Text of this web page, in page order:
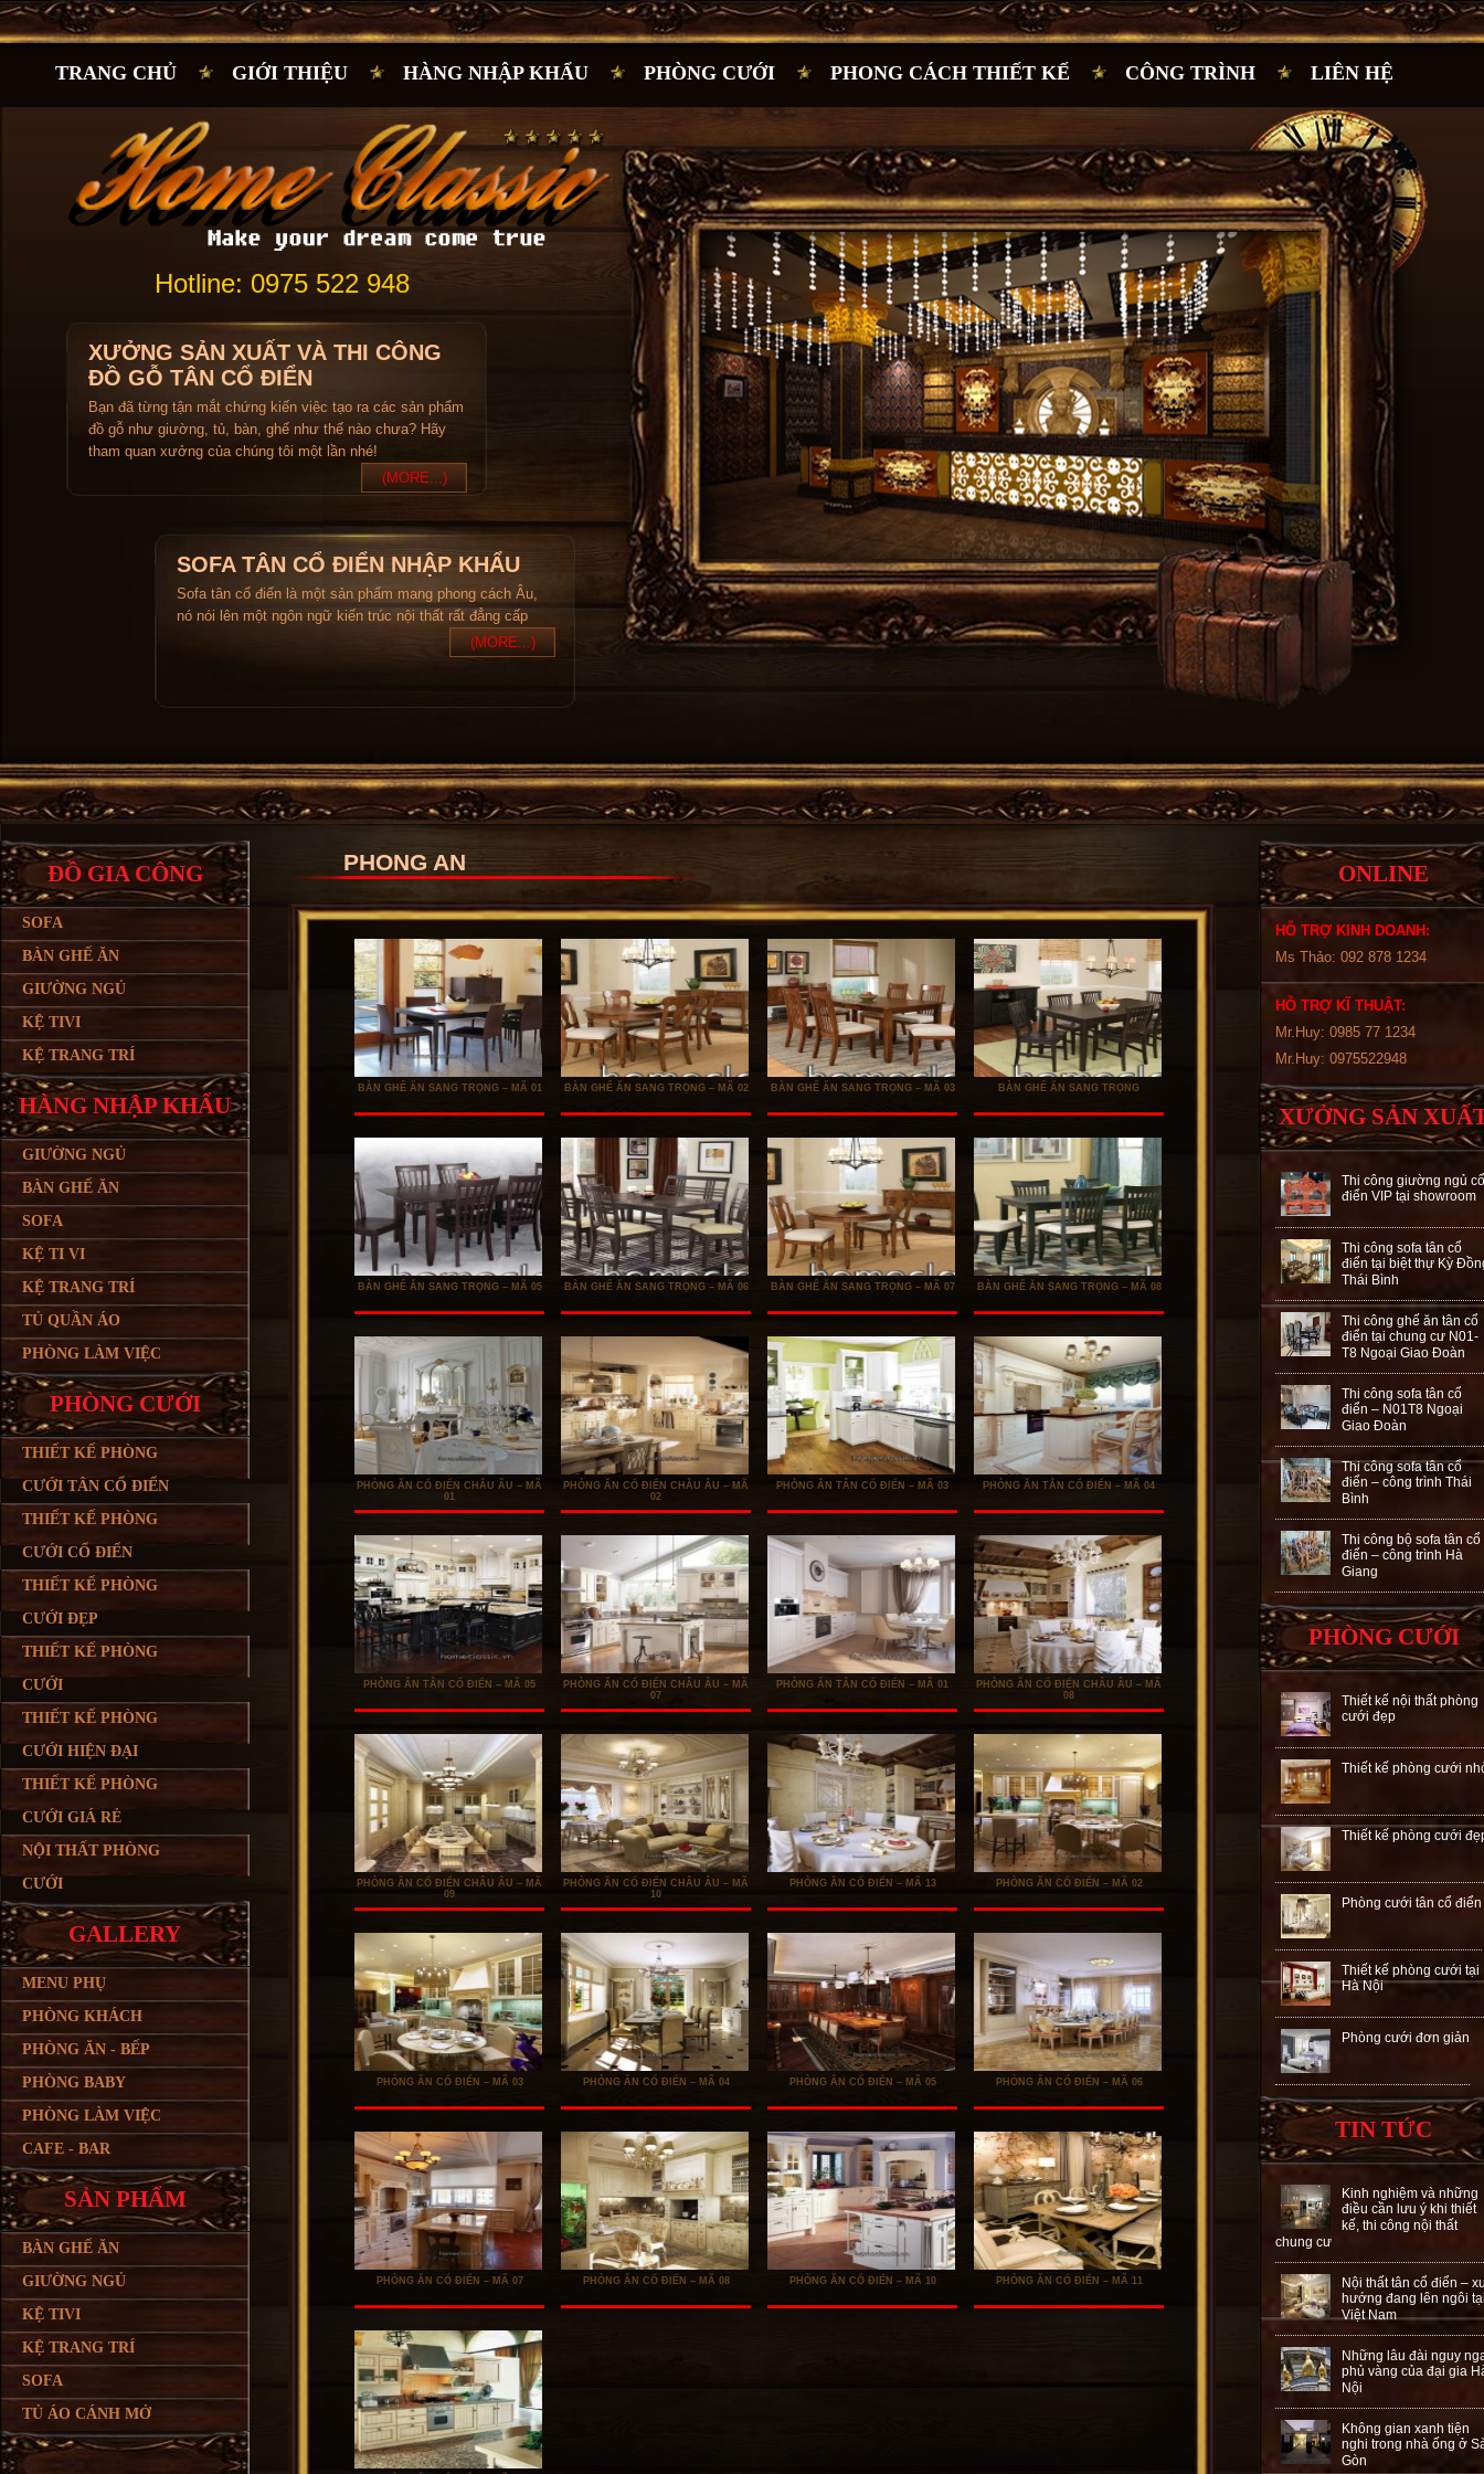
TRANG CHỦ GIỚI THIỆU HÀNG NHẬP KHẨU PHÒNG CƯỚI PHONG CÁCH THIẾT KẾ CÔNG TRÌNH LIÊN HỆ
Hotline: 0975 522 948
XƯỞNG SẢN XUẤT VÀ THI CÔNG
ĐỒ GỖ TÂN CỔ ĐIỂN
Bạn đã từng tận mắt chứng kiến việc tạo ra các sản phẩm
đồ gỗ như giường, tủ, bàn, ghế như thế nào chưa? Hãy
tham quan xưởng của chúng tôi một lần nhé!
(MORE...)
SOFA TÂN CỔ ĐIỂN NHẬP KHẨU
Sofa tân cổ điển là một sản phẩm mang phong cách Âu,
nó nói lên một ngôn ngữ kiến trúc nội thất rất đẳng cấp
(MORE...)
ĐỒ GIA CÔNG
SOFA
BÀN GHẾ ĂN
GIƯỜNG NGỦ
KỆ TIVI
KỆ TRANG TRÍ
HÀNG NHẬP KHẨU
GIƯỜNG NGỦ
BÀN GHẾ ĂN
SOFA
KỆ TI VI
KỆ TRANG TRÍ
TỦ QUẦN ÁO
PHÒNG LÀM VIỆC
PHÒNG CƯỚI
THIẾT KẾ PHÒNG
CƯỚI TÂN CỔ ĐIỂN
THIẾT KẾ PHÒNG
CƯỚI CỔ ĐIỂN
THIẾT KẾ PHÒNG
CƯỚI ĐẸP
THIẾT KẾ PHÒNG
CƯỚI
THIẾT KẾ PHÒNG
CƯỚI HIỆN ĐẠI
THIẾT KẾ PHÒNG
CƯỚI GIÁ RẺ
NỘI THẤT PHÒNG
CƯỚI
GALLERY
MENU PHỤ
PHÒNG KHÁCH
PHÒNG ĂN - BẾP
PHÒNG BABY
PHÒNG LÀM VIỆC
CAFE - BAR
SẢN PHẨM
BÀN GHẾ ĂN
GIƯỜNG NGỦ
KỆ TIVI
KỆ TRANG TRÍ
SOFA
TỦ ÁO CÁNH MỞ
PHONG AN
BÀN GHẾ ĂN SANG TRỌNG – MÃ 01 BÀN GHẾ ĂN SANG TRỌNG – MÃ 02 BÀN GHẾ ĂN SANG TRỌNG – MÃ 03 BÀN GHẾ ĂN SANG TRỌNG
BÀN GHẾ ĂN SANG TRỌNG – MÃ 05 BÀN GHẾ ĂN SANG TRỌNG – MÃ 06 BÀN GHẾ ĂN SANG TRỌNG – MÃ 07 BÀN GHẾ ĂN SANG TRỌNG – MÃ 08
PHÒNG ĂN CỔ ĐIỂN CHÂU ÂU – MÃ
01
PHÒNG ĂN CỔ ĐIỂN CHÂU ÂU – MÃ
02
PHÒNG ĂN TÂN CỔ ĐIỂN – MÃ 03 PHÒNG ĂN TÂN CỔ ĐIỂN – MÃ 04
PHÒNG ĂN TÂN CỔ ĐIỂN – MÃ 05
PHÒNG ĂN CỔ ĐIỂN CHÂU ÂU – MÃ
07
PHÒNG ĂN TÂN CỔ ĐIỂN – MÃ 01
PHÒNG ĂN CỔ ĐIỂN CHÂU ÂU – MÃ
08
PHÒNG ĂN CỔ ĐIỂN CHÂU ÂU – MÃ
09
PHÒNG ĂN CỔ ĐIỂN CHÂU ÂU – MÃ
10
PHÒNG ĂN CỔ ĐIỂN – MÃ 13 PHÒNG ĂN CỔ ĐIỂN – MÃ 02
PHÒNG ĂN CỔ ĐIỂN – MÃ 03 PHÒNG ĂN CỔ ĐIỂN – MÃ 04 PHÒNG ĂN CỔ ĐIỂN – MÃ 05 PHÒNG ĂN CỔ ĐIỂN – MÃ 06
PHÒNG ĂN CỔ ĐIỂN – MÃ 07 PHÒNG ĂN CỔ ĐIỂN – MÃ 08 PHÒNG ĂN CỔ ĐIỂN – MÃ 10 PHÒNG ĂN CỔ ĐIỂN – MÃ 11
ONLINE
HỖ TRỢ KINH DOANH:
Ms Thảo: 092 878 1234
HỖ TRỢ KĨ THUẬT:
Mr.Huy: 0985 77 1234
Mr.Huy: 0975522948
XƯỞNG SẢN
Thi công giường ngủ cổ
điển VIP tại showroom
Thi công sofa tân cổ
điển tại biệt thự Kỳ
Thái Bình
Thi công ghế ăn tân cổ
điển tại chung cư N01-
T8 Ngoại Giao Đoàn
Thi công sofa tân cổ
điển – N01T8 Ngoại
Giao Đoàn
Thi công sofa tân cổ
điển – công trình Thái
Bình
Thi công bộ sofa tân cổ
điển – công trình Hà
Giang
PHÒNG CƯỚI
Thiết kế nội thất phòng
cưới đẹp
Thiết kế phòng cưới
Thiết kế phòng cưới
Phòng cưới tân cổ điển
Thiết kế phòng cưới tại
Hà Nội
Phòng cưới đơn giản
TIN TỨC
Kinh nghiệm và những
điều cần lưu ý khi thiết
kế, thi công nội thất
chung cư
Nội thất tân cổ điển –
hướng đang lên ngôi
Việt Nam
Những lâu đài nguy
phủ vàng của đại gia
Nội
Không gian xanh tiện
nghi trong nhà ống ở
Gòn